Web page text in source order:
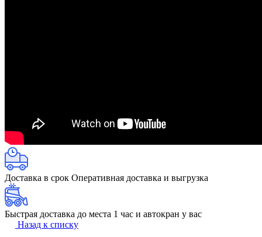
Доставка в срок Оперативная доставка и выгрузка
Быстрая доставка до места 1 час и автокран у вас
Назад к списку